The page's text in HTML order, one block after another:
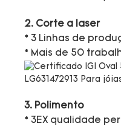
2. Corte a laser
* 3 Linhas de
* Mais de 50
3. Polimento
* 3EX qualidade